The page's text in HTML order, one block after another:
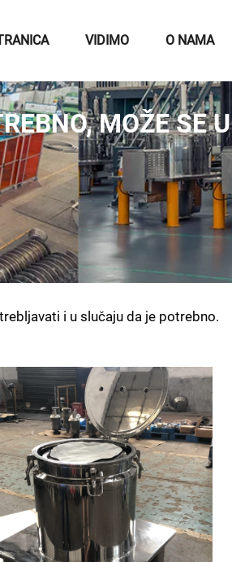
VIDIMO O NAMA
MOŽE SE
i u slučaju da je potrebno.